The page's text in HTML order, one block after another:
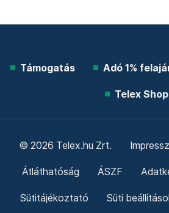
Támogatás Adó 1%
Telex Shop
© 2026 Telex.hu Zrt.
Átláthatóság ÁSZF
Sütitájékoztató Süti